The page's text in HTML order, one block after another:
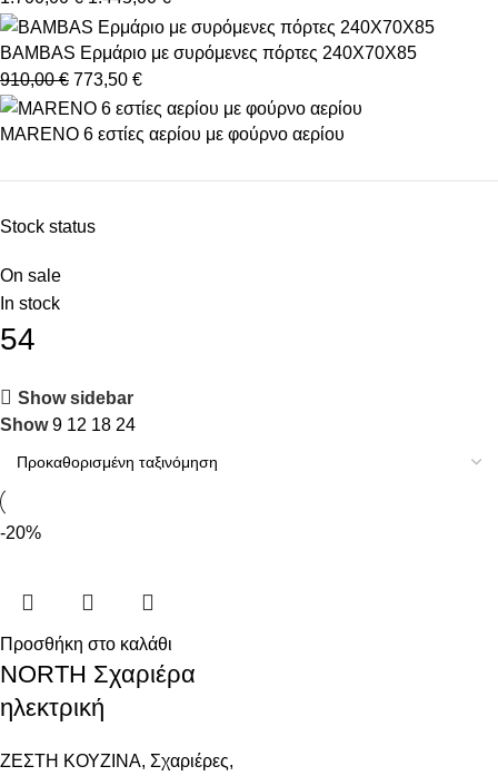
BAMBAS Ερμάριο με συρόμενες πόρτες 240X70X85
910,00€ 773,50 €
MARENO 6 εστίες αερίου με φούρνο αερίου
Stock status
On sale
In stock
54
Show sidebar
Show9 12 18 24
-20%
Προσθήκη στο καλάθι
NORTH Σχαριέρα
ηλεκτρική
ΖΕΣΤΗ ΚΟΥΖΙΝΑ, Σχαριέρες,